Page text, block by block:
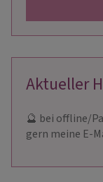
Aktueller
🔮 bei offline/
gern meine E-